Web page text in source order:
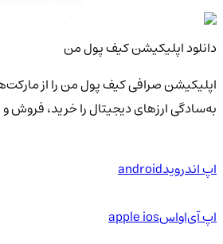
دانلود اپلیکیشن کیف‌ پول من
اپلیکیشن صرافی کیف پول من را از
به‌سادگی ارزهای دیجیتال را خرید، فروش
اپ اندرویدandroid
اپ آی‌او‌اسapple ios